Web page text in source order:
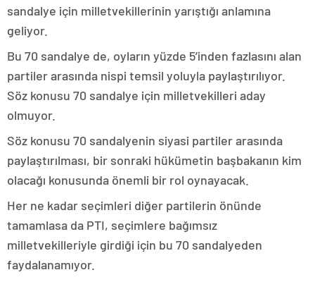
sandalye için milletvekillerinin yarıştığı anlamına
geliyor.
Bu 70 sandalye de, oyların yüzde 5’inden fazlasını alan
partiler arasında nispi temsil yoluyla paylaştırılıyor.
Söz konusu 70 sandalye için milletvekilleri aday
olmuyor.
Söz konusu 70 sandalyenin siyasi partiler arasında
paylaştırılması, bir sonraki hükümetin başbakanın kim
olacağı konusunda önemli bir rol oynayacak.
Her ne kadar seçimleri diğer partilerin önünde
tamamlasa da PTI, seçimlere bağımsız
milletvekilleriyle girdiği için bu 70 sandalyeden
faydalanamıyor.